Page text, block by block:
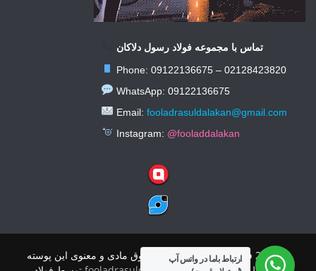
تماس با مجموعه فولاد رسول دلاکان
Phone: 09122136675 – 02128423820
WhatsApp: 09122136675
Email:fooladrasuldalakan@gmail.com
Instagram: @fooladdalakan
© 2026 فولاد رسول دلاکان کلیه حقوق مادی و معنوی این پوسته
ارتباط باما در واتس آپ